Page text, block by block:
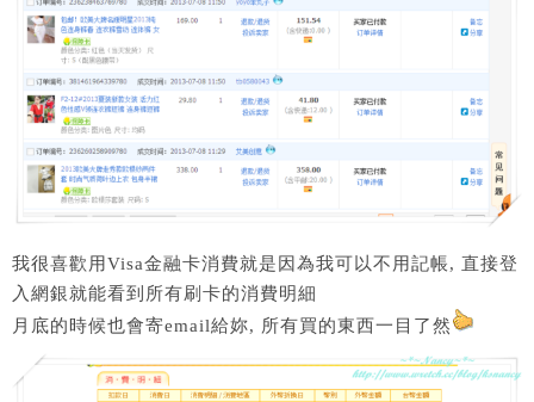
我很喜歡用Visa金融卡消費就是因為我可以不用記帳, 直接登
入網銀就能看到所有刷卡的消費明細
月底的時候也會寄email給妳, 所有買的東西一目了然